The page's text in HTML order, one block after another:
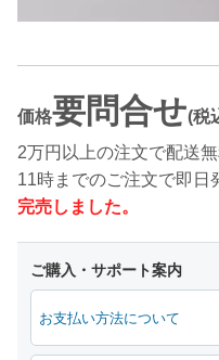
価格要問合せ(税
2万円以上の注文で配送
11時までのご注文で即日
完売しました。
お支払い方法について